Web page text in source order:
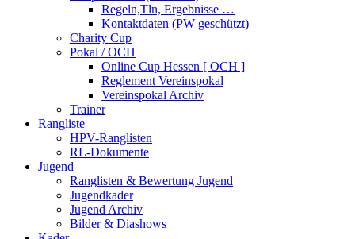
Regeln,Tln, Ergebnisse …
Kontaktdaten (PW geschützt)
Charity Cup
Pokal / OCH
Online Cup Hessen [ OCH ]
Reglement Vereinspokal
Vereinspokal Archiv
Trainer
Rangliste
HPV-Ranglisten
RL-Dokumente
Jugend
Ranglisten & Bewertung Jugend
Jugendkader
Jugend Archiv
Bilder & Diashows